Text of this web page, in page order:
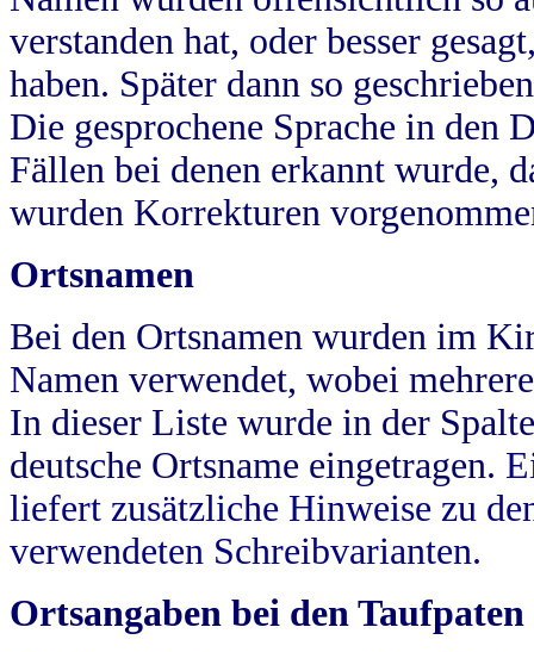
verstanden hat, oder besser
haben. Später dann so
Die gesprochene Sprache in
Fällen bei denen erkannt wurde,
wurden Korrekturen
Ortsnamen
Bei den Ortsnamen wurden im
Namen verwendet, wobei
In dieser Liste wurde in der
deutsche Ortsname eingetragen.
liefert zusätzliche Hinweise zu
verwendeten Schreibvarianten.
Ortsangaben bei den Taufpaten